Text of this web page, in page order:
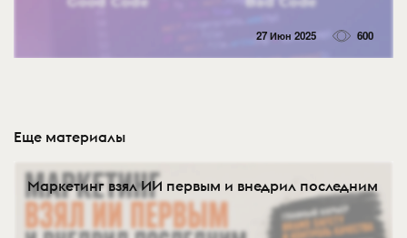
27 Июн 2025 600
Еще материалы
Маркетинг взял ИИ первым и внедрил последним